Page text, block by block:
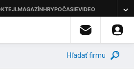
Hľadať firmu